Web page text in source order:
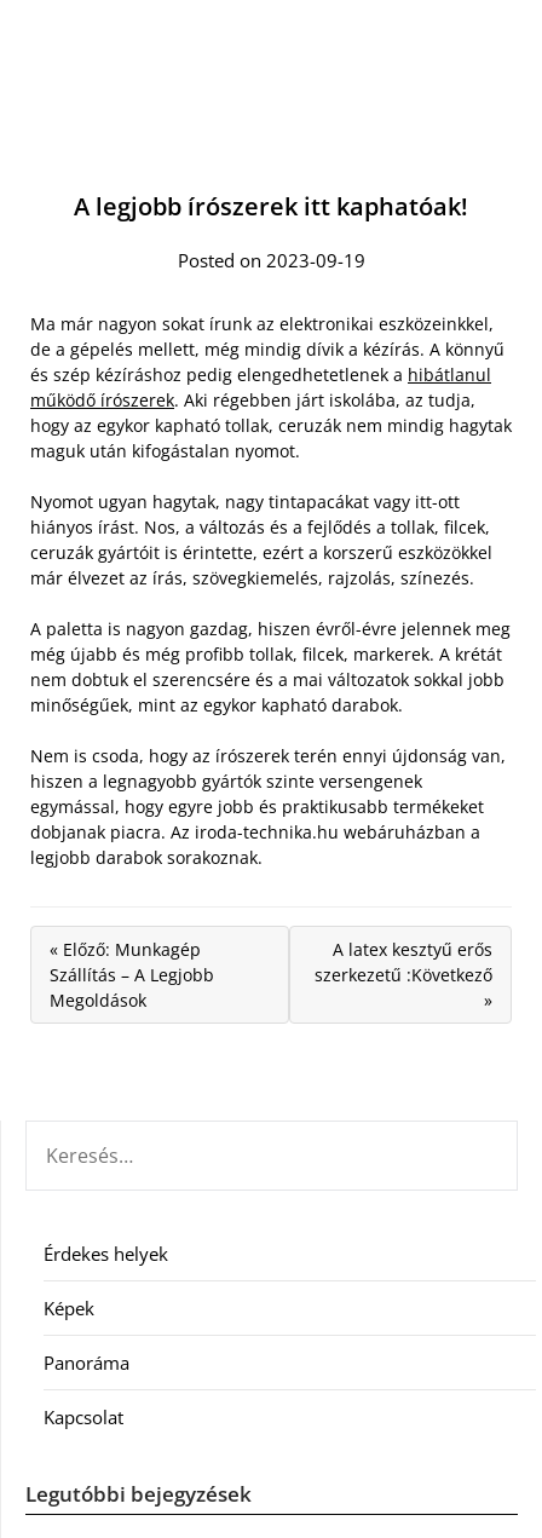
A legjobb írószerek itt kaphatóak!
Posted on 2023-09-19
Ma már nagyon sokat írunk az elektronikai eszközeinkkel,
de a gépelés mellett, még mindig dívik a kézírás. A könnyű
és szép kézíráshoz pedig elengedhetetlenek a hibátlanul
működő írószerek. Aki régebben járt iskolába, az tudja,
hogy az egykor kapható tollak, ceruzák nem mindig hagytak
maguk után kifogástalan nyomot.
Nyomot ugyan hagytak, nagy tintapacákat vagy itt-ott
hiányos írást. Nos, a változás és a fejlődés a tollak, filcek,
ceruzák gyártóit is érintette, ezért a korszerű eszközökkel
már élvezet az írás, szövegkiemelés, rajzolás, színezés.
A paletta is nagyon gazdag, hiszen évről-évre jelennek meg
még újabb és még profibb tollak, filcek, markerek. A krétát
nem dobtuk el szerencsére és a mai változatok sokkal jobb
minőségűek, mint az egykor kapható darabok.
Nem is csoda, hogy az írószerek terén ennyi újdonság van,
hiszen a legnagyobb gyártók szinte versengenek
egymással, hogy egyre jobb és praktikusabb termékeket
dobjanak piacra. Az iroda-technika.hu webáruházban a
legjobb darabok sorakoznak.
« Előző: Munkagép
Szállítás – A Legjobb
Megoldások
A latex kesztyű erős
szerkezetű :Következő
»
Érdekes helyek
Képek
Panoráma
Kapcsolat
Legutóbbi bejegyzések